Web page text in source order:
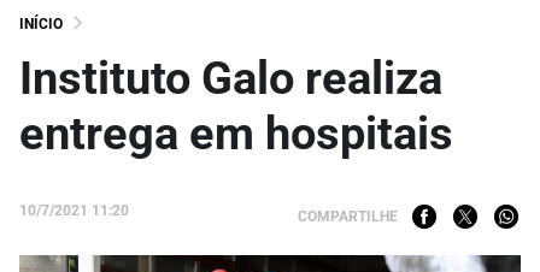
INÍCIO
Instituto Galo realiza
entrega em hospitais
10/7/2021 11:20 COMPARTILHE